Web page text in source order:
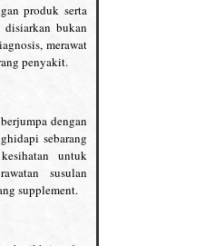
produk serta
bukan
merawat
penyakit.
dengan
sebarang
untuk
susulan
supplement.